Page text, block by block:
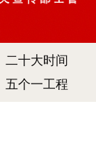
二十大时间
五个一工程